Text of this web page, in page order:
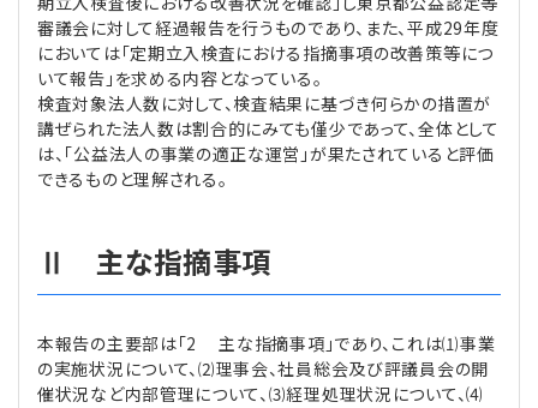
審議会に対して経過報告を行うものであり、また、平成29年度
においては「定期立入検査における指摘事項の改善策等につ
いて報告」を求める内容となっている。
検査対象法人数に対して、検査結果に基づき何らかの措置が
講ぜられた法人数は割合的にみても僅少であって、全体として
は、「公益法人の事業の適正な運営」が果たされていると評価
できるものと理解される。
Ⅱ 主な指摘事項
本報告の主要部は「2 主な指摘事項」であり、これは⑴事業
の実施状況について、⑵理事会、社員総会及び評議員会の開
催状況など内部管理について、⑶経理処理状況について、⑷